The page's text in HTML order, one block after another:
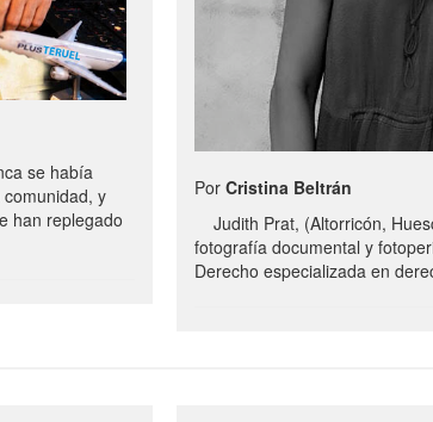
se había
y
han replegado
PorCristina Beltrán
Judith Prat, (Altorricón,
fotografía documental y
Derecho especializada en